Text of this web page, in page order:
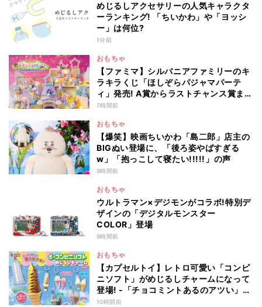
めじるしアクセサリーの人気キャラクタ
ーランキング! 「ちいかわ」や「ヨッシ
ー」は何位?
1分前
おもちゃ
【ファミマ】シルバニアファミリーのキ
ラキラくじ「ほしぞらパジャマパーテ
ィ」発売! A賞からラストチャンス賞まで
を一覧で紹介
7時間前
おもちゃ
【爆笑】映画ちいかわ「島二郎」店主の
BIGぬい登場に、「後ろ姿やばすぎる
w」「抱っこして寝たい!!!!!」の声
9時間前
おもちゃ
ウルトラマン×デジモンがコラボ!特別デ
ザインの「デジタルモンスター
COLOR」登場
9時間前
おもちゃ
【カプセルトイ】レトロ可愛い「コンビ
ニソフト」がめじるしチャームになって
登場! -「チョコミントあるのアツい」
「中身出せるのたのしい」と話題
10時間前